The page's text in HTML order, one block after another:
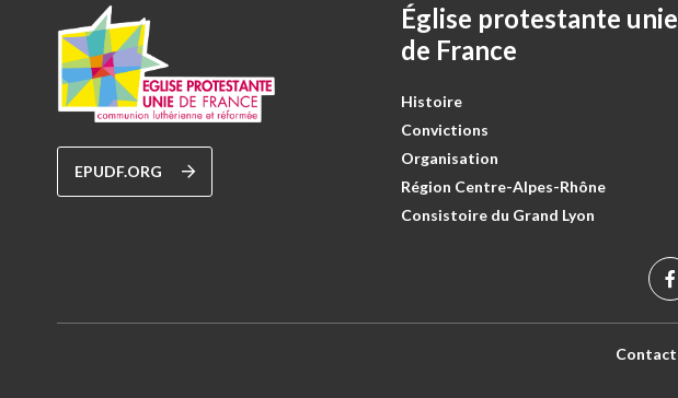
EPUDF.ORG
Église protestante unie
de France
Histoire
Convictions
Organisation
Région Centre-Alpes-Rhône
Consistoire du Grand Lyon
Contact